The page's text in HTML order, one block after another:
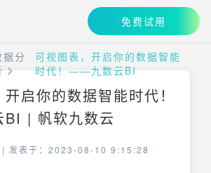
免费试用
据分
可视图表，开启你的数据智能
时代！——九数云BI
启你的数据智能时代！
| 帆软九数云
发表于：2023-08-10 9:15:28